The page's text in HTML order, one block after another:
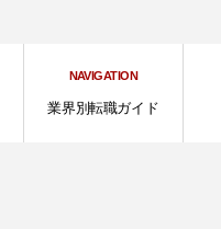
NAVIGATION
業界別転職ガイド